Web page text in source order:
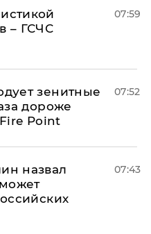
– ГСЧС
07:59
зенитные
дороже
Point
07:52
назвал
07:43